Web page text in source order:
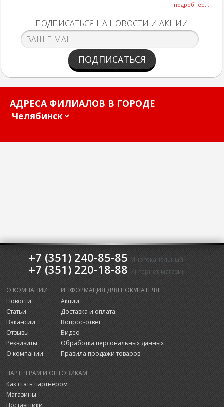
подробнее...
ПОДПИСАТЬСЯ НА НОВОСТИ И АКЦИИ
ПОДПИСАТЬСЯ
АДРЕСА ФИЛИАЛОВ В ГОРОДЕ
+7 (351) 240-85-85 Многоканальный
+7 (351) 220-18-88 Интернет-магазин
О КОМПАНИИ
Новости
Статьи
Вакансии
Отзывы
Реквизиты
О компании
ИНФОРМАЦИЯ ДЛЯ ПОКУПАТЕЛЯ
Акции
Доставка и оплата
Вопрос-ответ
Видео
Обработка персональных данных
Правила продажи товаров
ПАРТНЕРАМ И ОПТОВИКАМ
Как стать партнером
Магазины